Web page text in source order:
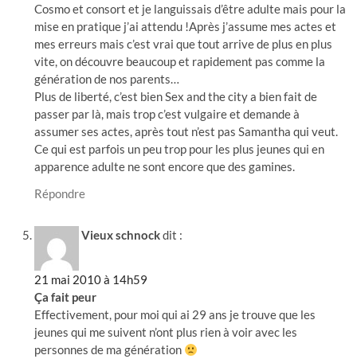
Cosmo et consort et je languissais d’être adulte mais pour la
mise en pratique j’ai attendu !Après j’assume mes actes et
mes erreurs mais c’est vrai que tout arrive de plus en plus
vite, on découvre beaucoup et rapidement pas comme la
génération de nos parents…
Plus de liberté, c’est bien Sex and the city a bien fait de
passer par là, mais trop c’est vulgaire et demande à
assumer ses actes, après tout n’est pas Samantha qui veut.
Ce qui est parfois un peu trop pour les plus jeunes qui en
apparence adulte ne sont encore que des gamines.
Répondre
Vieux schnockdit :
21 mai 2010 à 14h59
Ça fait peur
Effectivement, pour moi qui ai 29 ans je trouve que les
jeunes qui me suivent n’ont plus rien à voir avec les
personnes de ma génération